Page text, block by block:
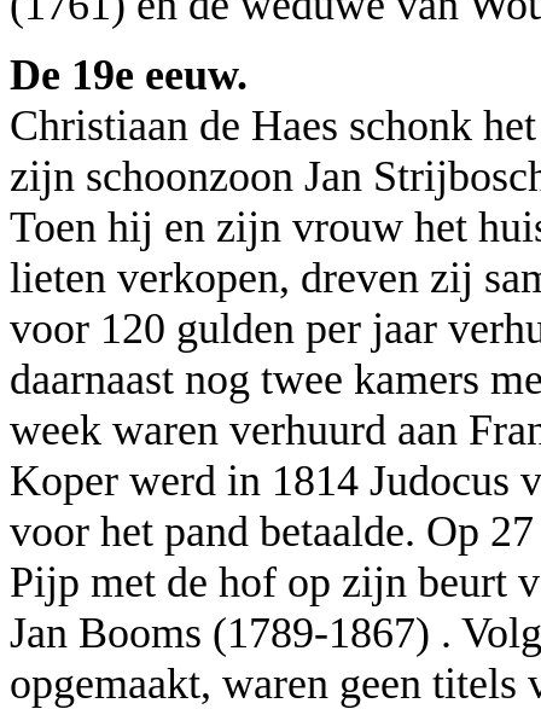
De 19e eeuw.
Christiaan de Haes schonk
zijn schoonzoon Jan
Toen hij en zijn vrouw het
lieten verkopen, dreven zij
voor 120 gulden per jaar
daarnaast nog twee kamers
week waren verhuurd aan
Koper werd in 1814 Judocus
voor het pand betaalde. Op
Pijp met de hof op zijn beurt
Jan Booms (1789-1867) .
opgemaakt, waren geen titels